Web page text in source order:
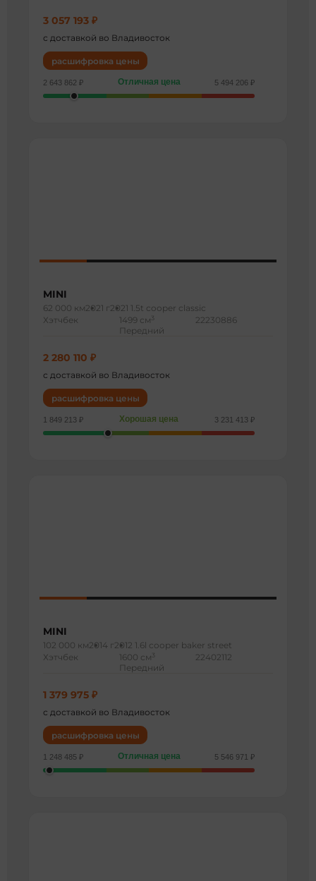
3 057 193 ₽
с доставкой во Владивосток
расшифровка цены
2 643 862 ₽ Отличная цена 5 494 206 ₽
MINI
62 000 км2021 г 2021 1.5t cooper classic
Хэтчбек
1499 см 3
Передний
22230886
2 280 110 ₽
с доставкой во Владивосток
расшифровка цены
1 849 213 ₽ Хорошая цена 3 231 413 ₽
MINI
102 000 км2014 г 2012 1.6l cooper baker street
Хэтчбек
1600 см 3
Передний
22402112
1 379 975 ₽
с доставкой во Владивосток
расшифровка цены
1 248 485 ₽ Отличная цена 5 546 971 ₽